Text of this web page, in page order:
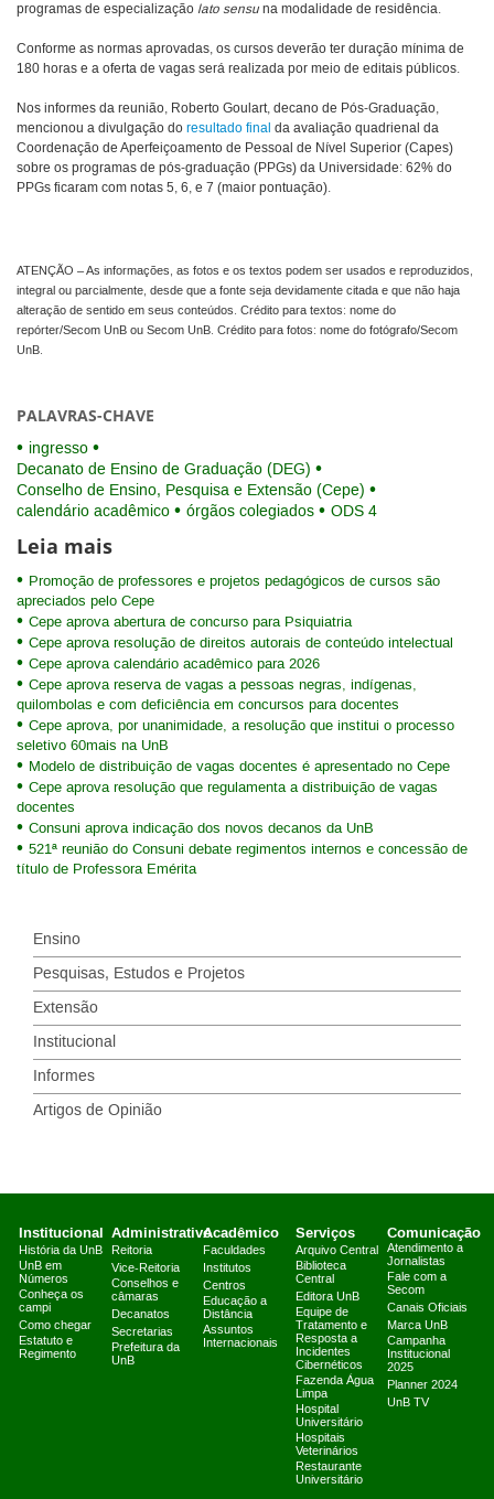
programas de especialização lato sensu na modalidade de residência.
Conforme as normas aprovadas, os cursos deverão ter duração mínima de
180 horas e a oferta de vagas será realizada por meio de editais públicos.
Nos informes da reunião, Roberto Goulart, decano de Pós-Graduação,
mencionou a divulgação do resultado final da avaliação quadrienal da
Coordenação de Aperfeiçoamento de Pessoal de Nível Superior (Capes)
sobre os programas de pós-graduação (PPGs) da Universidade: 62% do
PPGs ficaram com notas 5, 6, e 7 (maior pontuação).
ATENÇÃO – As informações, as fotos e os textos podem ser usados e reproduzidos,
integral ou parcialmente, desde que a fonte seja devidamente citada e que não haja
alteração de sentido em seus conteúdos. Crédito para textos: nome do
repórter/Secom UnB ou Secom UnB. Crédito para fotos: nome do fotógrafo/Secom
UnB.
PALAVRAS-CHAVE
ingresso
Decanato de Ensino de Graduação (DEG)
Conselho de Ensino, Pesquisa e Extensão (Cepe)
calendário acadêmico
órgãos colegiados ODS 4
Leia mais
Promoção de professores e projetos pedagógicos de cursos são
apreciados pelo Cepe
Cepe aprova abertura de concurso para Psiquiatria
Cepe aprova resolução de direitos autorais de conteúdo intelectual
Cepe aprova calendário acadêmico para 2026
Cepe aprova reserva de vagas a pessoas negras, indígenas,
quilombolas e com deficiência em concursos para docentes
Cepe aprova, por unanimidade, a resolução que institui o processo
seletivo 60mais na UnB
Modelo de distribuição de vagas docentes é apresentado no Cepe
Cepe aprova resolução que regulamenta a distribuição de vagas
docentes
Consuni aprova indicação dos novos decanos da UnB
521ª reunião do Consuni debate regimentos internos e concessão de
título de Professora Emérita
Ensino
Pesquisas, Estudos e Projetos
Extensão
Institucional
Informes
Artigos de Opinião
Institucional
História da UnB
UnB em
Números
Conheça os
campi
Como chegar
Estatuto e
Regimento
Administrativo
Reitoria
Vice-Reitoria
Conselhos e
câmaras
Decanatos
Secretarias
Prefeitura da
UnB
Acadêmico
Faculdades
Institutos
Centros
Educação a
Distância
Assuntos
Internacionais
Serviços
Arquivo Central
Biblioteca
Central
Editora UnB
Equipe de
Tratamento e
Resposta a
Incidentes
Cibernéticos
Fazenda Água
Limpa
Hospital
Universitário
Hospitais
Veterinários
Restaurante
Universitário
Comunicação
Atendimento a
Jornalistas
Fale com a
Secom
Canais Oficiais
Marca UnB
Campanha
Institucional
2025
Planner 2024
UnB TV